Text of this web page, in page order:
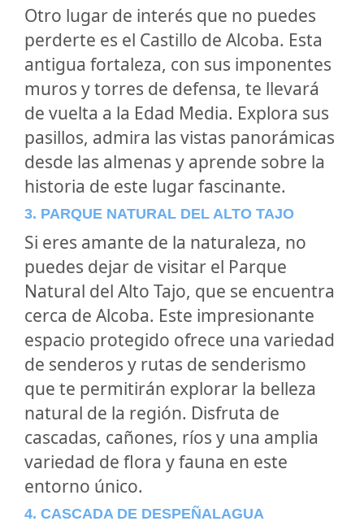
Otro lugar de interés que no puedes
perderte es el Castillo de Alcoba. Esta
antigua fortaleza, con sus imponentes
muros y torres de defensa, te llevará
de vuelta a la Edad Media. Explora sus
pasillos, admira las vistas panorámicas
desde las almenas y aprende sobre la
historia de este lugar fascinante.
3. PARQUE NATURAL DEL ALTO TAJO
Si eres amante de la naturaleza, no
puedes dejar de visitar el Parque
Natural del Alto Tajo, que se encuentra
cerca de Alcoba. Este impresionante
espacio protegido ofrece una variedad
de senderos y rutas de senderismo
que te permitirán explorar la belleza
natural de la región. Disfruta de
cascadas, cañones, ríos y una amplia
variedad de flora y fauna en este
entorno único.
4. CASCADA DE DESPEÑALAGUA